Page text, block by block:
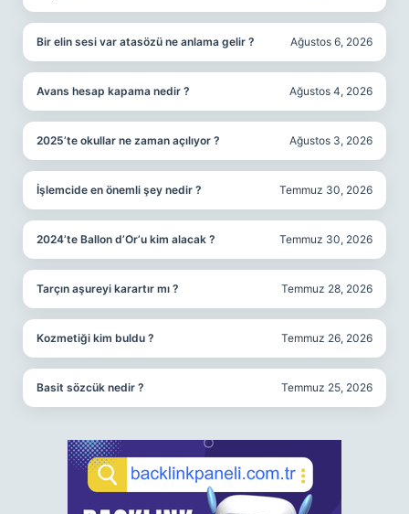
Bir elin sesi var atasözü ne anlama gelir ? Ağustos 6, 2026
Avans hesap kapama nedir ? Ağustos 4, 2026
2025’te okullar ne zaman açılıyor ? Ağustos 3, 2026
İşlemcide en önemli şey nedir ? Temmuz 30, 2026
2024’te Ballon d’Or’u kim alacak ? Temmuz 30, 2026
Tarçın aşureyi karartır mı ? Temmuz 28, 2026
Kozmetiği kim buldu ? Temmuz 26, 2026
Basit sözcük nedir ? Temmuz 25, 2026